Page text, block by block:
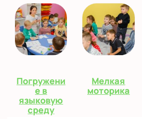
Погружени
е в
языковую
среду
Мелкая
моторика